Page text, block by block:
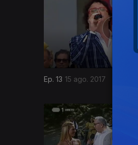
Ep. 13 15 ago. 2017